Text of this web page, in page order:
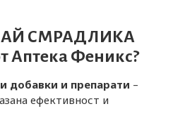
СМРАДЛИКА
Аптека Феникс?
добавки и препарати –
ефективност и